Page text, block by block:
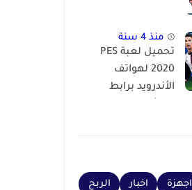
منذ 4 سنة
تحميل لعبة PES
2020 لهواتف
الأندرويد برابط
اجهزة اخبار الربح